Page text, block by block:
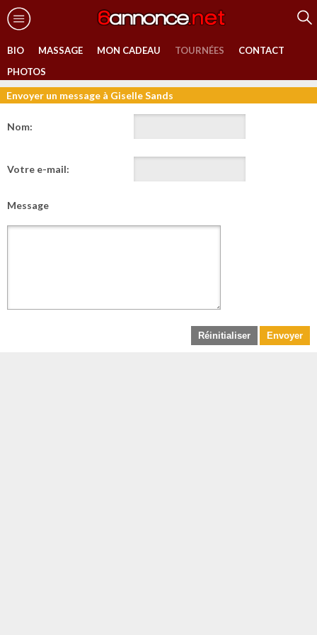
BIO MASSAGE MON CADEAU TOURNÉES
CONTACT
PHOTOS
Envoyer un message à Giselle Sands
Nom:
Votre e-mail:
Message
Réinitialiser Envoyer